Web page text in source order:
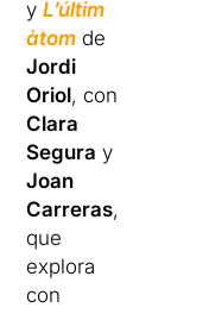
yL’últim
àtom de
Jordi
Oriol, con
Clara
Segura y
Joan
Carreras,
que
explora
con